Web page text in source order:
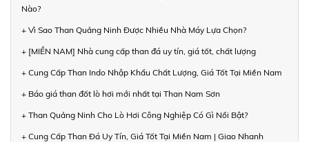
Nào?
+ Vì Sao Than Quảng Ninh Được Nhiều Nhà Máy Lựa Chọn?
+ [MIỀN NAM] Nhà cung cấp than đá uy tín, giá tốt, chất lượng
+ Cung Cấp Than Indo Nhập Khẩu Chất Lượng, Giá Tốt Tại Miền Nam
+ Báo giá than đốt lò hơi mới nhất tại Than Nam Sơn
+ Than Quảng Ninh Cho Lò Hơi Công Nghiệp Có Gì Nổi Bật?
+ Cung Cấp Than Đá Uy Tín, Giá Tốt Tại Miền Nam | Giao Nhanh